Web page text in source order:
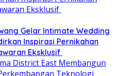
Gelar Intimate Wedding
Inspirasi Pernikahan
Eksklusif